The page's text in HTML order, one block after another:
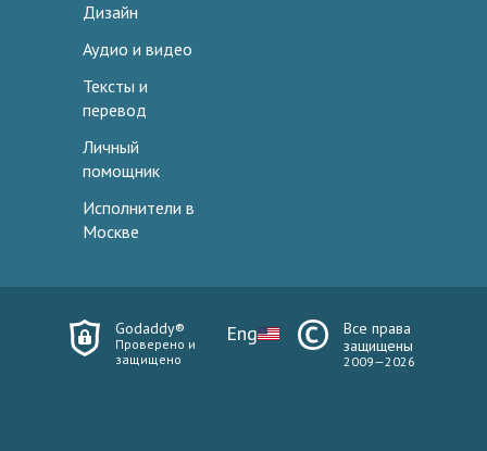
Дизайн
Аудио и видео
Тексты и
перевод
Личный
помощник
Исполнители в
Москве
Godaddy®
Проверено и
защищено
Eng
Все права
защищены
2009—2026